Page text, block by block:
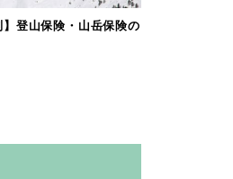
登山保険・山岳保険の